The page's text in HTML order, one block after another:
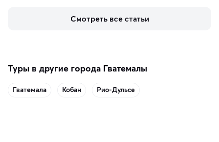
включить в маршрут по Норвегии.
Смотреть все статьи
Туры в другие города Гватемалы
Гватемала Кобан Рио-Дульсе